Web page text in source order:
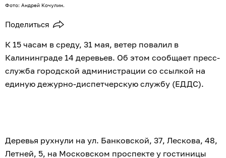
Фото: Андрей Кочулин.
Поделиться
К 15 часам в среду, 31 мая, ветер повалил в
Калининграде 14 деревьев. Об этом сообщает пресс-
служба городской администрации со ссылкой на
единую дежурно-диспетчерскую службу (ЕДДС).
Деревья рухнули на ул. Банковской, 37, Лескова, 48,
Летней, 5, на Московском проспекте у гостиницы